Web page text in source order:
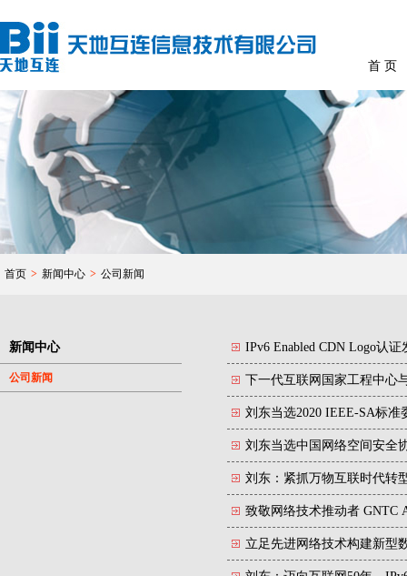
首 页
首页 > 新闻中心 > 公司新闻
新闻中心
公司新闻
IPv6 Enabled CDN Logo认
下一代互联网国家工程中心
刘东当选2020 IEEE-SA标
刘东当选中国网络空间安全
刘东：紧抓万物互联时代转
致敬网络技术推动者 GNTC
立足先进网络技术构建新型